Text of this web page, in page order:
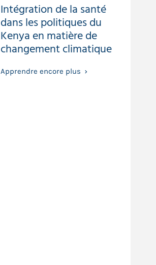
Intégration de la santé
dans les politiques du
Kenya en matière de
changement climatique
Apprendre encore plus